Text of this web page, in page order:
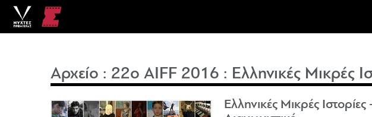
Αρχείο : 22o AIFF 2016 : Ελληνικές Μικρές
Ελληνικές Μικρές Ιστορίες